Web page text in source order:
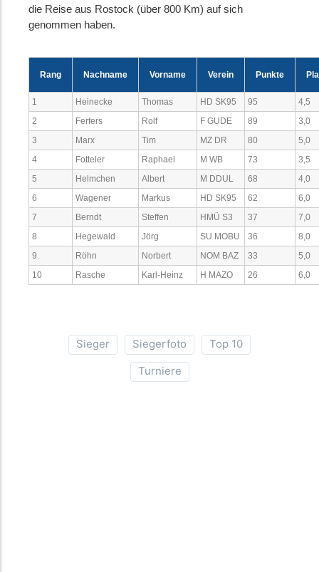
die Reise aus Rostock (über 800 Km) auf sich
genommen haben.
Rang Nachname Vorname Verein Punkte
1 Heinecke Thomas HD SK95 95
4,5
2
Ferfers Rolf F GUDE 89
3,0
3
Marx Tim MZ DR 80
5,0
4
Fotteler Raphael M WB 73
3,5
5
Helmchen Albert M DDUL 68
4,0
6
Wagener Markus HD SK95 62
6,0
7
Berndt Steffen HMÜ S3 37
7,0
8
Hegewald Jörg SU MOBU 36
8,0
9
Röhn Norbert NOM BAZ 33
5,0
10
Rasche Karl-Heinz H MAZO 26 6,0
Sieger Siegerfoto
Top 10
Turniere